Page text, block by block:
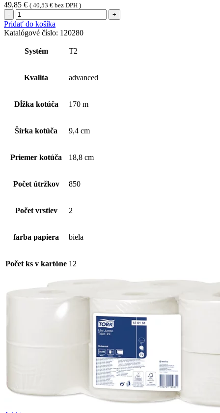
49,85 € ( 40,53 € bez DPH )
množstvo
Tork
Mini
Jumbo
toaletný
papier
kotúči
(1
2
Pridať do košíka
Katalógové číslo: 120280
Systém T2
Kvalita advanced
Dĺžka kotúča 170 m
Šírka kotúča 9,4 cm
Priemer kotúča 18,8 cm
Počet útržkov 850
Počet vrstiev 2
farba papiera biela
Počet ks v kartóne 12